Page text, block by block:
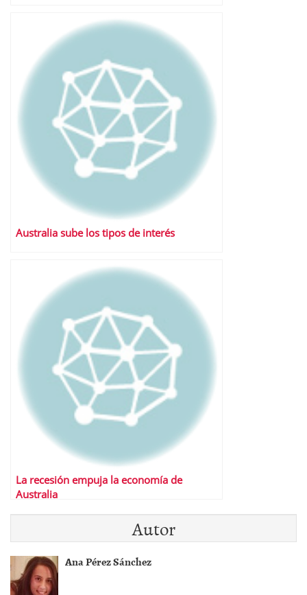
Australia sube los tipos de interés
La recesión empuja la economía de
Australia
Autor
Ana Pérez Sánchez